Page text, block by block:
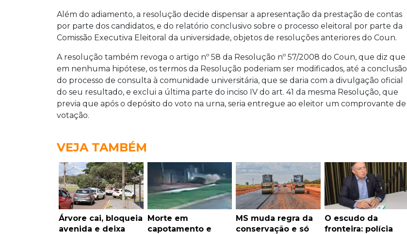
Além do adiamento, a resolução decide dispensar a apresentação da prestação de contas
por parte dos candidatos, e do relatório conclusivo sobre o processo eleitoral por parte da
Comissão Executiva Eleitoral da universidade, objetos de resoluções anteriores do Coun.
A resolução também revoga o artigo nº 58 da Resolução nº 57/2008 do Coun, que diz que
em nenhuma hipótese, os termos da Resolução poderiam ser modificados, até a conclusão
do processo de consulta à comunidade universitária, que se daria com a divulgação oficial
do seu resultado, e exclui a última parte do inciso IV do art. 41 da mesma Resolução, que
previa que após o depósito do voto na urna, seria entregue ao eleitor um comprovante de
votação.
VEJA TAMBÉM
Árvore cai, bloqueia
avenida e deixa
Morte em
capotamento e
MS muda regra da
conservação e só
O escudo da
fronteira: polícia